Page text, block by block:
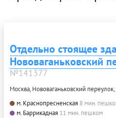
Отдельно стоящее
Нововаганьковский
№141377
Москва, Нововаганьковский переулок,
м. Краснопресненская 8 мин.
м. Баррикадная 11 мин. пешком